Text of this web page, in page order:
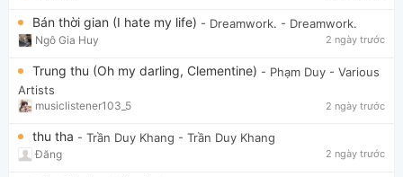
Bán thời gian (I hate my life) - Dreamwork. - Dreamwork.
Ngô Gia Huy 2 ngày trước
Trung thu (Oh my darling, Clementine) - Phạm Duy - Various
Artists
musiclistener103_5 2 ngày trước
thu tha - Trần Duy Khang - Trần Duy Khang
Đăng 2 ngày trước